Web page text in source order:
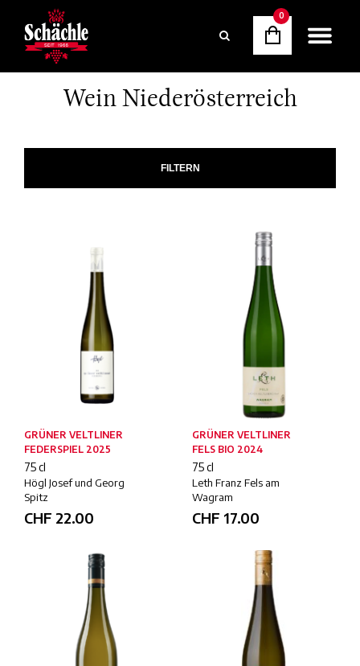
0
Wein Niederösterreich
FILTERN
GRÜNER VELTLINER
FEDERSPIEL 2025
75 cl
Högl Josef und Georg
Spitz
CHF 22.00
GRÜNER VELTLINER
FELS BIO 2024
75 cl
Leth Franz Fels am
Wagram
CHF 17.00